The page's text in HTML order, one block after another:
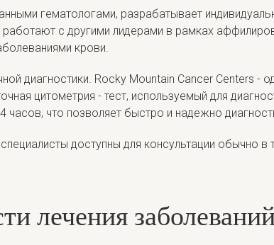
гематологами, разрабатывает
с другими лидерами в рамках
крови.
диагностики. Rocky Mountain Cancer Centers -
цитометрия - тест, используемый для
что позволяет быстро и надежно
доступны для консультации обычно в
лечения